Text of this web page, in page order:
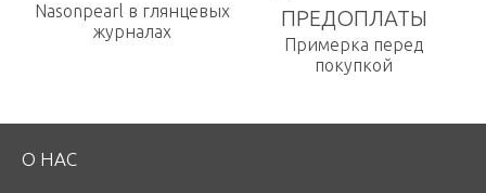
Nasonpearl в глянцевых
журналах
ПРЕДОПЛАТЫ
Примерка перед
покупкой
О НАС